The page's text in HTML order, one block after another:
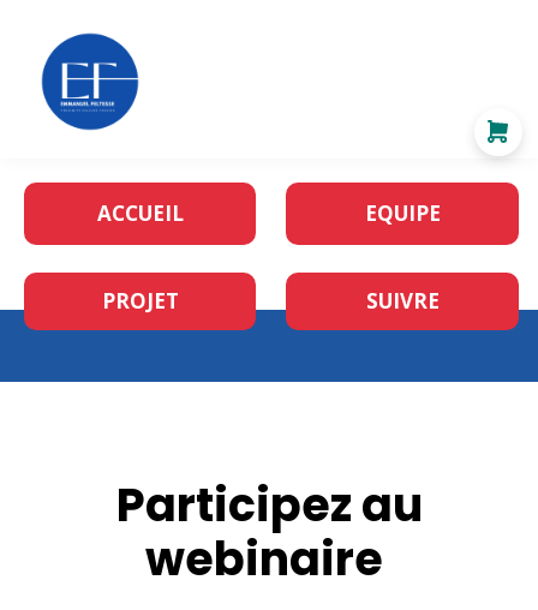
ACCUEIL EQUIPE
PROJET SUIVRE
Participez au
webinaire